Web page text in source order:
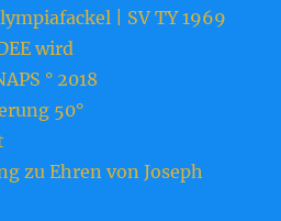
| SV TY 1969
wird
° 2018
50°
zu Ehren von Joseph